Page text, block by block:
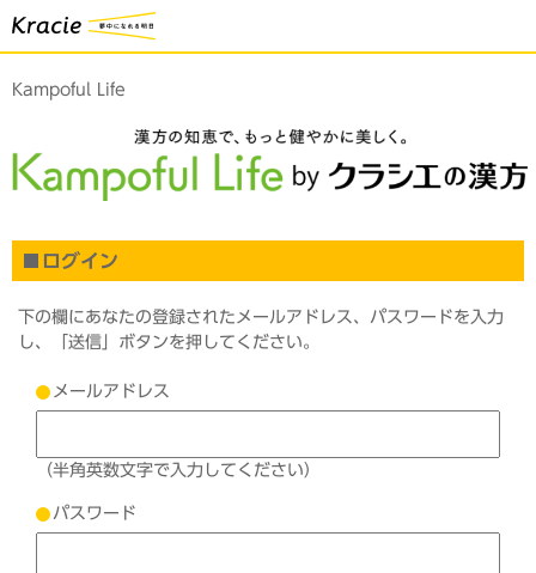
Kampoful Life
ログイン
下の欄にあなたの登録されたメールアドレス、パスワードを入力
し、「送信」ボタンを押してください。
メールアドレス
（半角英数文字で入力してください）
パスワード